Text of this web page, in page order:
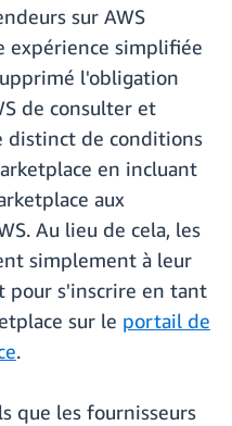
sur AWS
expérience simplifiée
l'obligation
de consulter et
distinct de conditions
en incluant
aux
Au lieu de cela, les
simplement à leur
pour s'inscrire en tant
sur le portail de
.
que les fournisseurs